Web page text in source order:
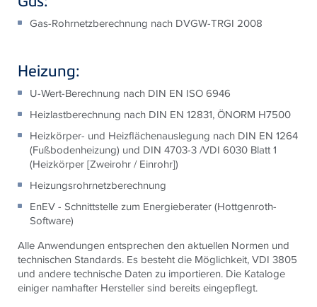
Gas-Rohrnetzberechnung nach DVGW-TRGI 2008
Heizung:
U-Wert-Berechnung nach DIN EN ISO 6946
Heizlastberechnung nach DIN EN 12831, ÖNORM H7500
Heizkörper- und Heizflächenauslegung nach DIN EN 1264
(Fußbodenheizung) und DIN 4703-3 /VDI 6030 Blatt 1
(Heizkörper [Zweirohr / Einrohr])
Heizungsrohrnetzberechnung
EnEV - Schnittstelle zum Energieberater (Hottgenroth-
Software)
Alle Anwendungen entsprechen den aktuellen Normen und
technischen Standards. Es besteht die Möglichkeit, VDI 3805
und andere technische Daten zu importieren. Die Kataloge
einiger namhafter Hersteller sind bereits eingepflegt.